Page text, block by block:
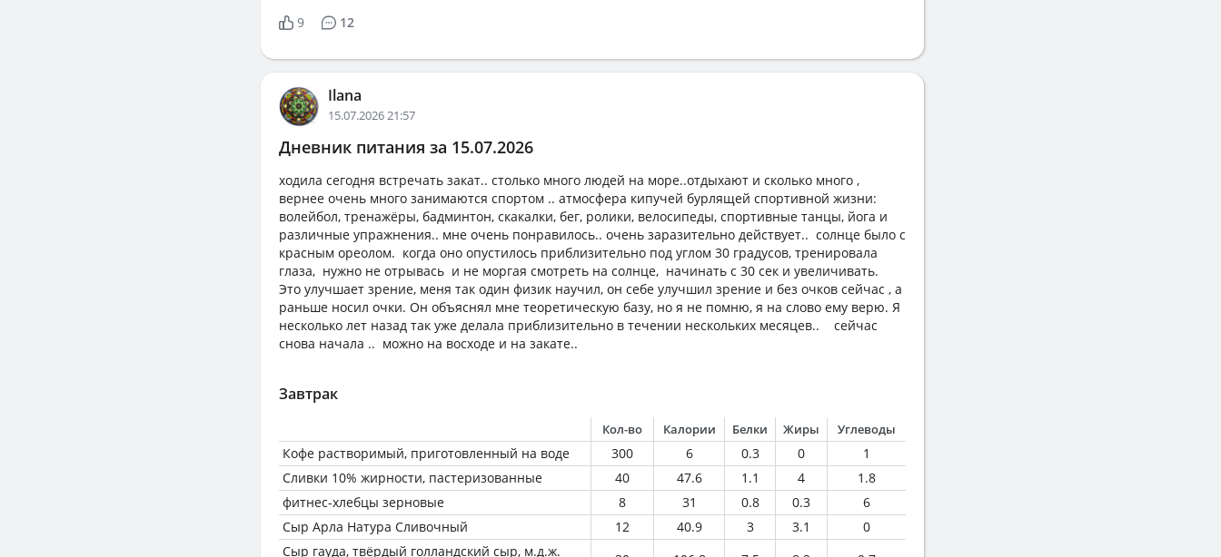
9
12
Ilana
15.07.2026 21:57
Дневник питания за 15.07.2026
ходила сегодня встречать закат.. столько много людей на море..отдыхают и сколько много ,
вернее очень много занимаются спортом .. атмосфера кипучей бурлящей спортивной жизни:
волейбол, тренажёры, бадминтон, скакалки, бег, ролики, велосипеды, спортивные танцы, йога и
различные упражнения.. мне очень понравилось.. очень заразительно действует.. солнце было с
красным ореолом. когда оно опустилось приблизительно под углом 30 градусов, тренировала
глаза, нужно не отрывась и не моргая смотреть на солнце, начинать с 30 сек и увеличивать.
Это улучшает зрение, меня так один физик научил, он себе улучшил зрение и без очков сейчас , а
раньше носил очки. Он объяснял мне теоретическую базу, но я не помню, я на слово ему верю. Я
несколько лет назад так уже делала приблизительно в течении нескольких месяцев.. сейчас
снова начала .. можно на восходе и на закате..
Завтрак
Кол-во Калории Белки Жиры Углеводы
Кофе растворимый, приготовленный на воде 300 6 0.3 0
1
Сливки 10% жирности, пастеризованные
40 47.6 1.1 4
1.8
фитнес-хлебцы зерновые
8 31 0.8 0.3
6
Сыр Арла Натура Сливочный
12 40.9 3 3.1
0
Сыр гауда, твёрдый голландский сыр, м.д.ж.